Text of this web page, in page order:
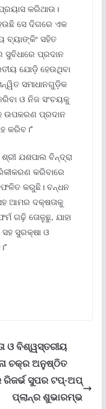
କରିଥାଉ।
ସେ ଦିଗରେ ଏକ
ବ୍ୟାଙ୍କିଂ ସହିତ
ପ୍ରଦାନ
ଯୋଡ଼ି ହେଉଥିବା
ସମାଧାନଗୁଡ଼ିକ
ଓ ନିଜ ସଂଚୟକୁ
ଉପକରଣ ପ୍ରଦାନ
ଯଶପାଲ ବିନ୍ଦ୍ରା
କରିବାରେ
କରୁଛି। ବନ୍ଧନ
ଆମର ଦକ୍ଷତାକୁ
ଗଢ଼ି ତୋଳୁଛୁ, ଯାହା
ସୁରକ୍ଷା ଓ
ଓ ବିଶ୍ୱସ୍ତରୀୟ
ଚକ୍ର ଅନୁଷ୍ଠିତ
ରିଜର୍ଭ ସୁପର ଟପ୍‌-ଅପ୍
ପ୍ଲାନ୍‌ର ଶୁଭାରମ୍ଭ